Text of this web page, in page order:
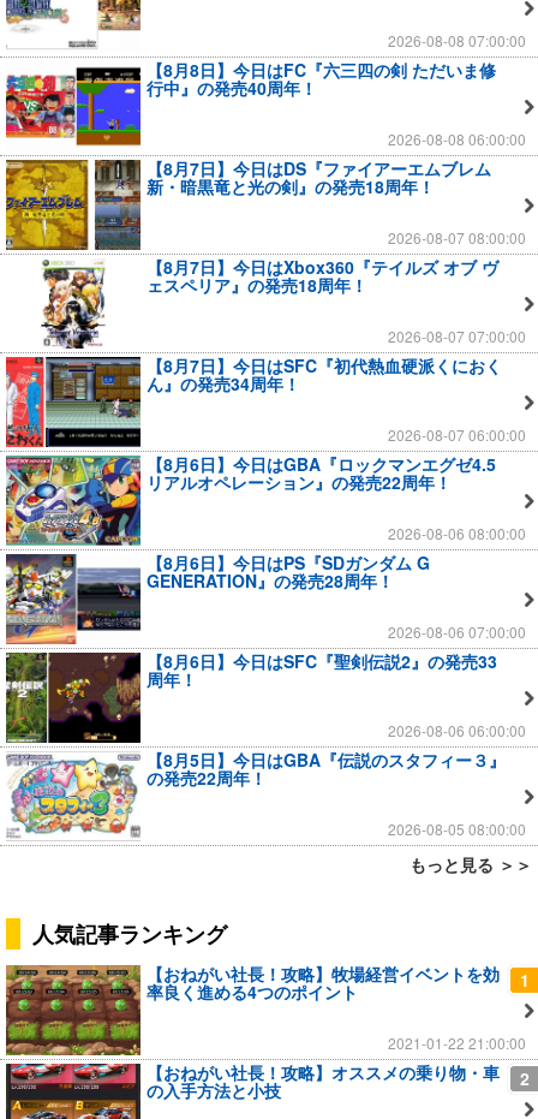
2026-08-08 07:00:00
【8月8日】今日はFC『六三四の剣 ただいま修
行中』の発売40周年！
2026-08-08 06:00:00
【8月7日】今日はDS『ファイアーエムブレム
新・暗黒竜と光の剣』の発売18周年！
2026-08-07 08:00:00
【8月7日】今日はXbox360『テイルズ オブ ヴ
ェスペリア』の発売18周年！
2026-08-07 07:00:00
【8月7日】今日はSFC『初代熱血硬派くにおく
ん』の発売34周年！
2026-08-07 06:00:00
【8月6日】今日はGBA『ロックマンエグゼ4.5
リアルオペレーション』の発売22周年！
2026-08-06 08:00:00
【8月6日】今日はPS『SDガンダム G
GENERATION』の発売28周年！
2026-08-06 07:00:00
【8月6日】今日はSFC『聖剣伝説2』の発売33
周年！
2026-08-06 06:00:00
【8月5日】今日はGBA『伝説のスタフィー３』
の発売22周年！
2026-08-05 08:00:00
もっと見る ＞＞
人気記事ランキング
1
【おねがい社長！攻略】牧場経営イベントを効
率良く進める4つのポイント
2021-01-22 21:00:00
2
【おねがい社長！攻略】オススメの乗り物・車
の入手方法と小技